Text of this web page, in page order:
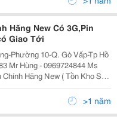
Hãng New Có 3G,Pin
Giao Tới
Phường 10-Q. Gò Vấp-Tp Hồ
Mr Hùng - 0969724844 Ms
Rẻ ): ☞★ Rung Mạnh ,
(Rất Trong,Ấm)
>1 năm